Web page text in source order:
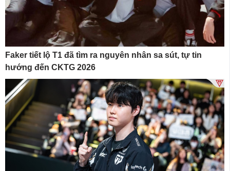
Faker tiết lộ T1 đã tìm ra nguyên nhân sa sút, tự tin
hướng đến CKTG 2026